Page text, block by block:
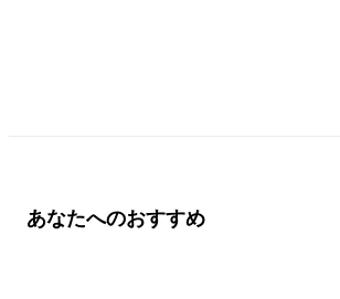
あなたへのおすすめ